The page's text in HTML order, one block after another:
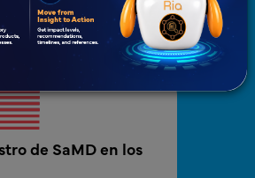
SaMD)
menú de servicios de Salud
de SaMD en los